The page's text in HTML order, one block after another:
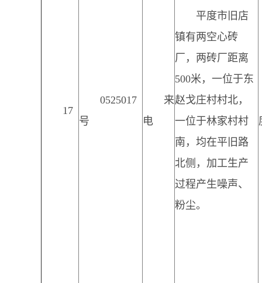
17
0525017
号
来
电
平度市旧店
镇有两空心砖
厂，两砖厂距离
500米，一位于东
赵戈庄村村北，
一位于林家村村
南，均在平旧路
北侧，加工生产
过程产生噪声、
粉尘。